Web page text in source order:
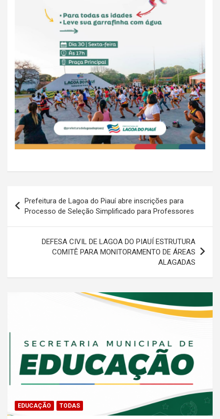
de
Post
Prefeitura de Lagoa do Piauí abre inscrições para
Processo de Seleção Simplificado para Professores
DEFESA CIVIL DE LAGOA DO PIAUÍ ESTRUTURA
COMITÊ PARA MONITORAMENTO DE ÁREAS
ALAGADAS
EDUCAÇÃO TODAS